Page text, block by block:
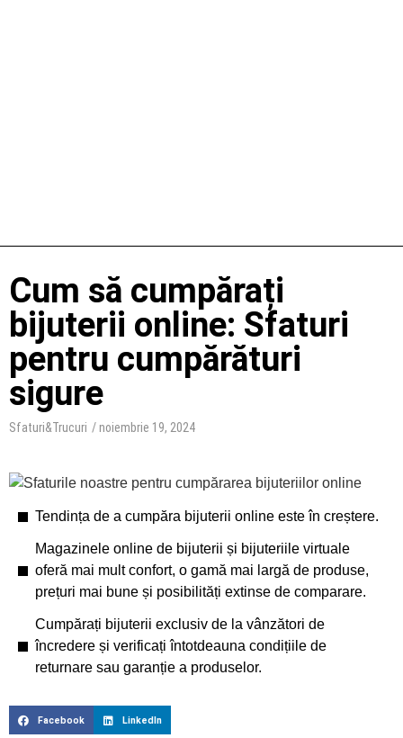
Cum să cumpărați
bijuterii online: Sfaturi
pentru cumpărături
sigure
Sfaturi&Trucuri / noiembrie 19, 2024
Tendința de a cumpăra bijuterii online este în creștere.
Magazinele online de bijuterii și bijuteriile virtuale
oferă mai mult confort, o gamă mai largă de produse,
prețuri mai bune și posibilități extinse de comparare.
Cumpărați bijuterii exclusiv de la vânzători de
încredere și verificați întotdeauna condițiile de
returnare sau garanție a produselor.
Facebook LinkedIn